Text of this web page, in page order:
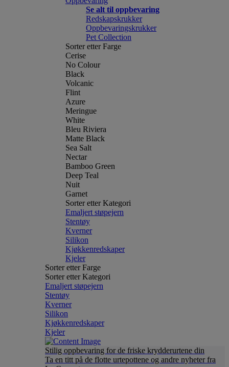
Se alt til oppbevaring
Redskapskrukker
Oppbevaringskrukker
Pet Collection
Sorter etter Farge
Cerise
No Colour
Black
Volcanic
Flint
Azure
Meringue
White
Bleu Riviera
Matte Black
Sea Salt
Nectar
Bamboo Green
Deep Teal
Nuit
Garnet
Sorter etter Kategori
Emaljert støpejern
Stentøy
Kverner
Silikon
Kjøkkenredskaper
Kjeler
Sorter etter Farge
Sorter etter Kategori
Emaljert støpejern
Stentøy
Kverner
Silikon
Kjøkkenredskaper
Kjeler
Stilig oppbevaring for de friske krydderurtene din
Ta en titt på de flotte urtepottene og andre nyheter fra